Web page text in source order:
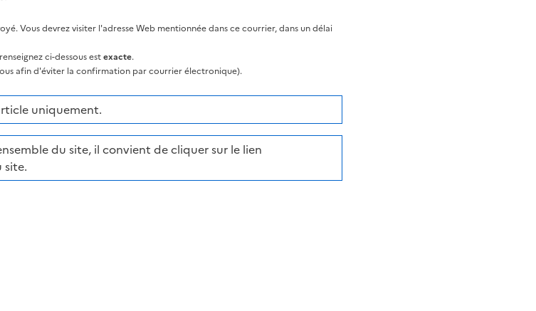
Vous devrez visiter l'adresse Web mentionnée dans ce courrier, dans un délai
ci-dessous estexacte.
afin d'éviter la confirmation par courrier électronique).
uniquement.
du site, il convient de cliquer sur le lien
site.